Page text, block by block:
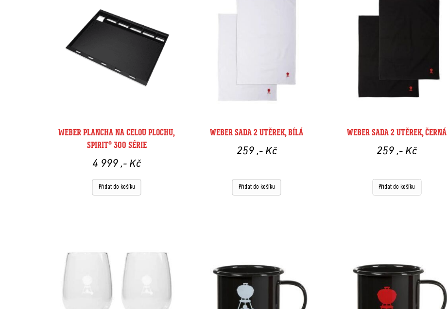
WEBER PLANCHA NA CELOU PLOCHU,
SPIRIT® 300 SÉRIE
4 999,- Kč
Přidat do košíku
WEBER SADA 2 UTĚREK, BÍLÁ
259 ,- Kč
Přidat do košíku
WEBER SADA 2 UTĚREK, ČERNÁ
259,- Kč
Přidat do košíku